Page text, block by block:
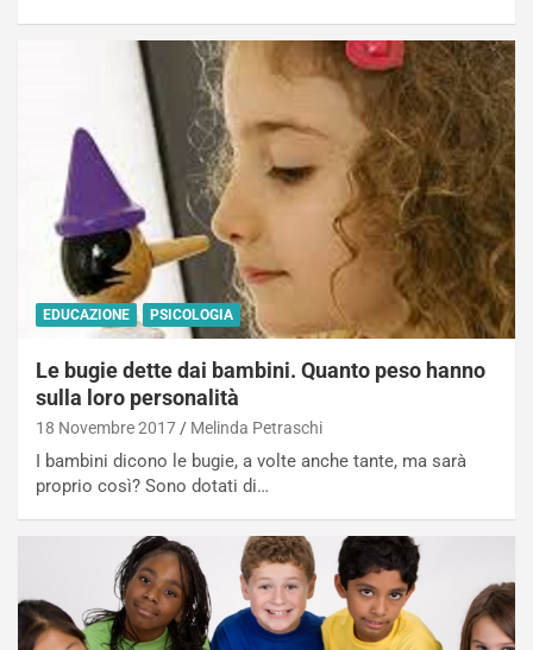
EDUCAZIONE PSICOLOGIA
Le bugie dette dai bambini. Quanto peso hanno
sulla loro personalità
18 Novembre 2017 Melinda Petraschi
I bambini dicono le bugie, a volte anche tante, ma sarà
proprio così? Sono dotati di…